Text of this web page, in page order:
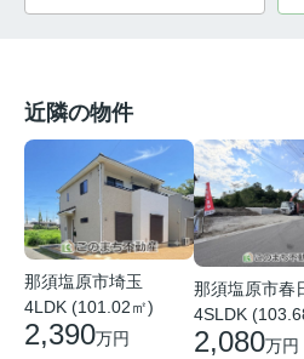
近隣の物件
那須塩原市埼玉
4LDK (101.02㎡)
2,390万円
那須塩原市春
4SLDK
2,080万円